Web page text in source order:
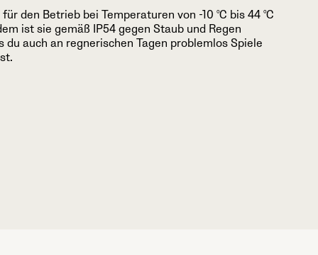
den Betrieb bei Temperaturen von -10 °C bis 44 °C
ist sie gemäß IP54 gegen Staub und Regen
du auch an regnerischen Tagen problemlos Spiele